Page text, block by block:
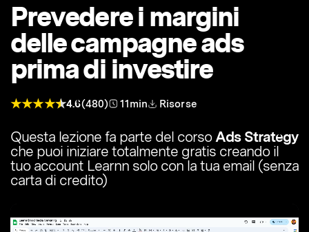
Prevedere i margini
delle campagne ads
prima di investire
4.6(480) 11min Risorse
Questa lezione fa parte del corsoAds Strategy
che puoi iniziare totalmente gratis creando il
tuo account Learnn solo con la tua email (senza
carta di credito)